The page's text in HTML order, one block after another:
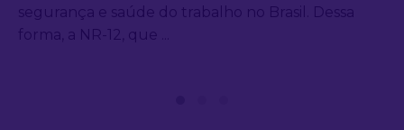
segurança e saúde do trabalho no Brasil. Dessa
forma, a NR-12, que ...